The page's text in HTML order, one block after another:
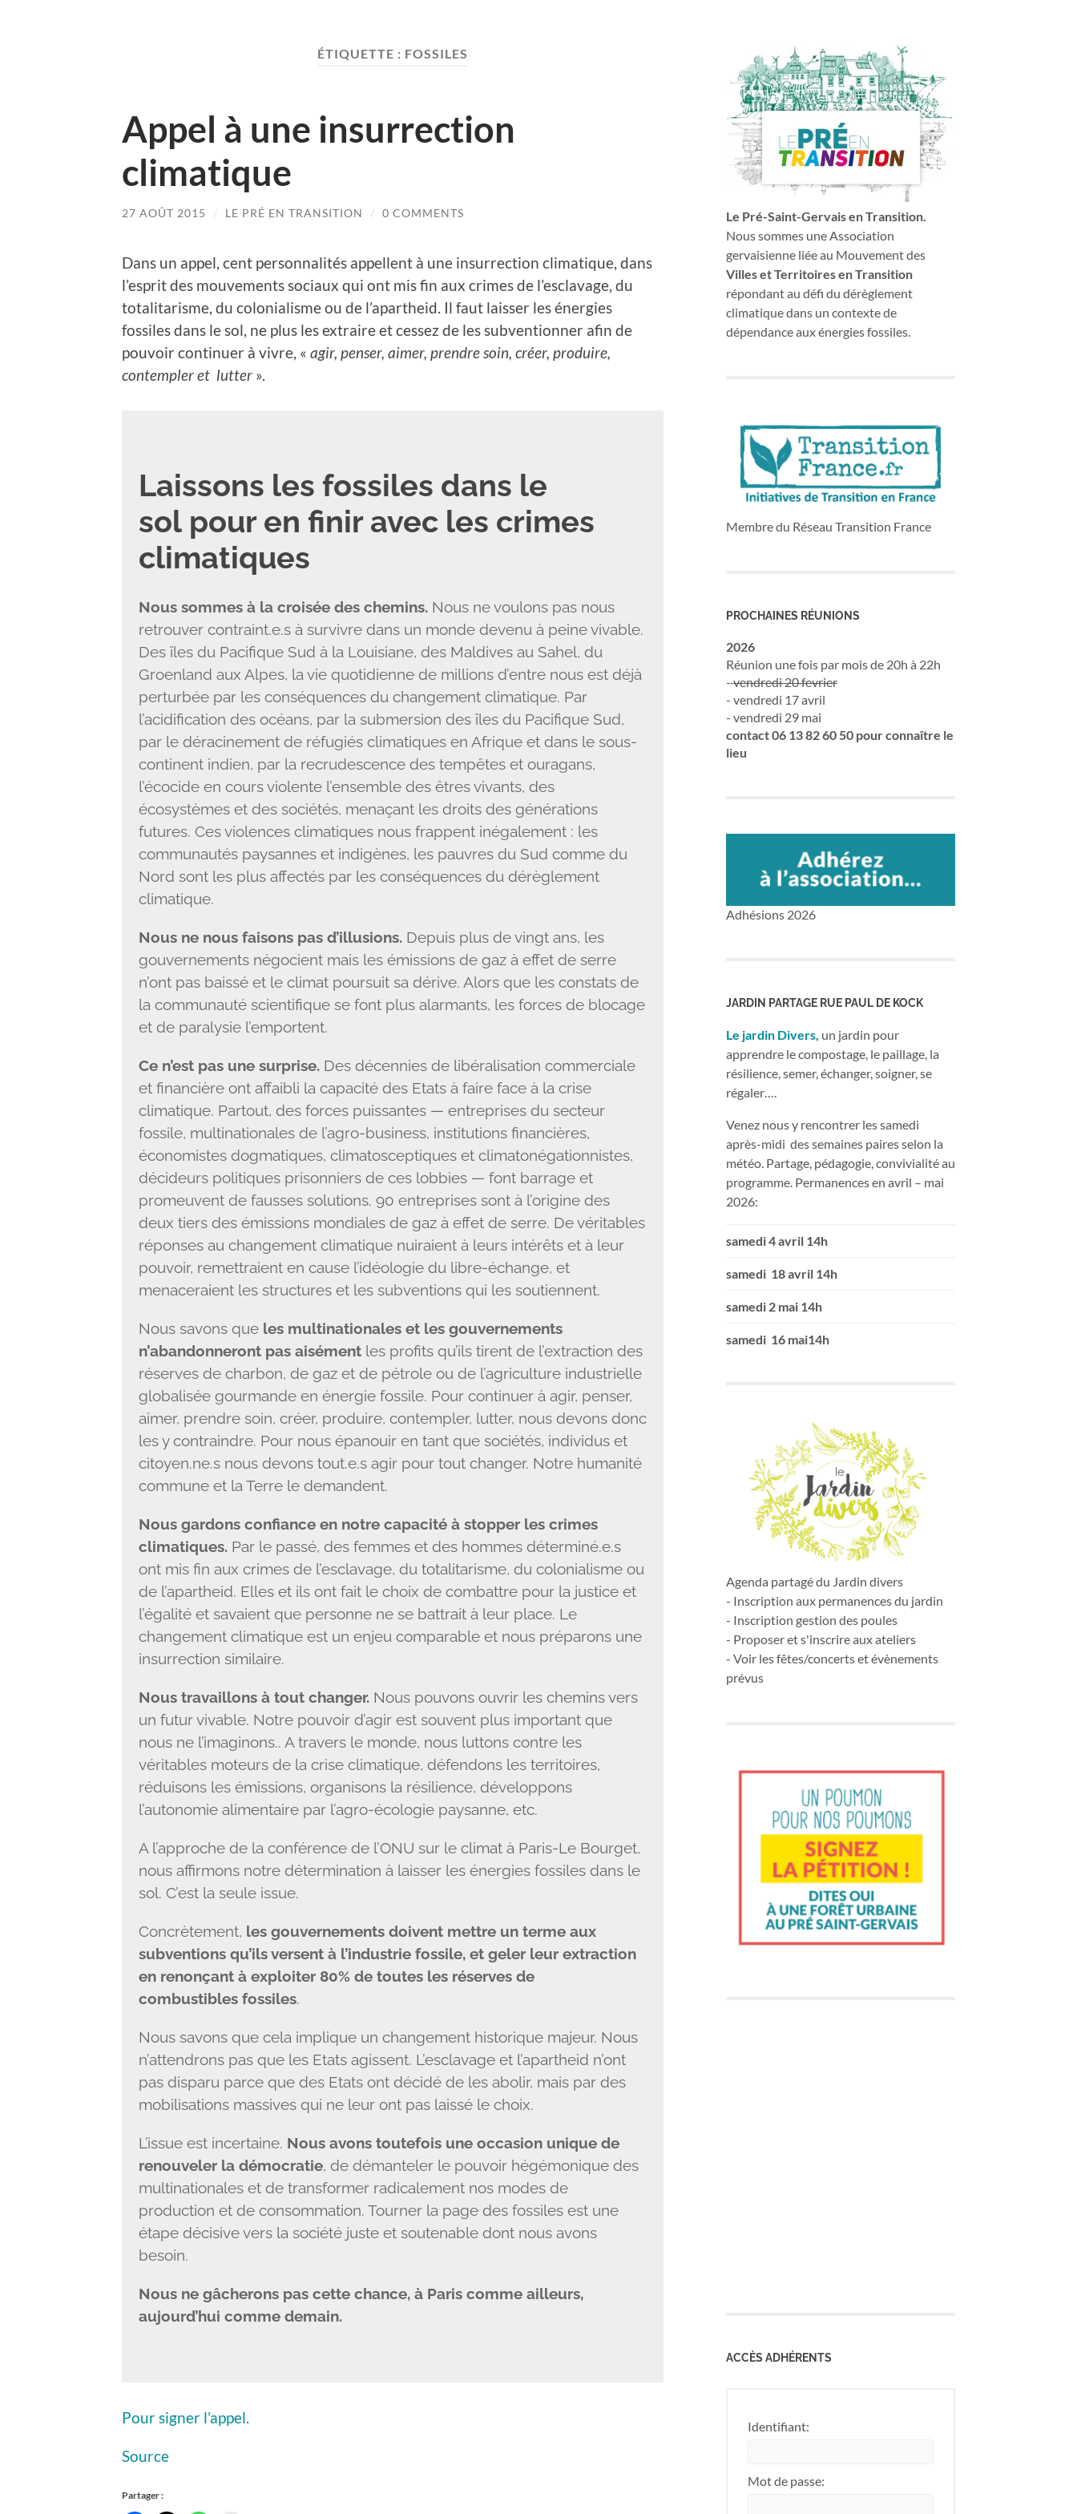
ÉTIQUETTE : FOSSILES
Appel à une insurrection
climatique
27 AOÛT 2015 / LE PRÉ EN TRANSITION / 0 COMMENTS
Dans un appel, cent personnalités appellent à une insurrection climatique, dans
l’esprit des mouvements sociaux qui ont mis fin aux crimes de l’esclavage, du
totalitarisme, du colonialisme ou de l’apartheid. Il faut laisser les énergies
fossiles dans le sol, ne plus les extraire et cessez de les subventionner afin de
pouvoir continuer à vivre, « agir, penser, aimer, prendre soin, créer, produire,
contempler et lutter ».
Laissons les fossiles dans le
sol pour en finir avec les crimes
climatiques
Nous sommes à la croisée des chemins.Nous ne voulons pas nous
retrouver contraint.e.s à survivre dans un monde devenu à peine vivable.
Des îles du Pacifique Sud à la Louisiane, des Maldives au Sahel, du
Groenland aux Alpes, la vie quotidienne de millions d’entre nous est déjà
perturbée par les conséquences du changement climatique. Par
l’acidification des océans, par la submersion des îles du Pacifique Sud,
par le déracinement de réfugiés climatiques en Afrique et dans le sous-
continent indien, par la recrudescence des tempêtes et ouragans,
l’écocide en cours violente l’ensemble des êtres vivants, des
écosystèmes et des sociétés, menaçant les droits des générations
futures. Ces violences climatiques nous frappent inégalement : les
communautés paysannes et indigènes, les pauvres du Sud comme du
Nord sont les plus affectés par les conséquences du dérèglement
climatique.
Nous ne nous faisons pas d’illusions.Depuis plus de vingt ans, les
gouvernements négocient mais les émissions de gaz à effet de serre
n’ont pas baissé et le climat poursuit sa dérive. Alors que les constats de
la communauté scientifique se font plus alarmants, les forces de blocage
et de paralysie l’emportent.
Ce n’est pas une surprise.Des décennies de libéralisation commerciale
et financière ont affaibli la capacité des Etats à faire face à la crise
climatique. Partout, des forces puissantes — entreprises du secteur
fossile, multinationales de l’agro-business, institutions financières,
économistes dogmatiques, climatosceptiques et climatonégationnistes,
décideurs politiques prisonniers de ces lobbies — font barrage et
promeuvent de fausses solutions. 90 entreprises sont à l’origine des
deux tiers des émissions mondiales de gaz à effet de serre. De véritables
réponses au changement climatique nuiraient à leurs intérêts et à leur
pouvoir, remettraient en cause l’idéologie du libre-échange, et
menaceraient les structures et les subventions qui les soutiennent.
Nous savons queles multinationales et les gouvernements
n’abandonneront pas aisément les profits qu’ils tirent de l’extraction des
réserves de charbon, de gaz et de pétrole ou de l’agriculture industrielle
globalisée gourmande en énergie fossile. Pour continuer à agir, penser,
aimer, prendre soin, créer, produire, contempler, lutter, nous devons donc
les y contraindre. Pour nous épanouir en tant que sociétés, individus et
citoyen.ne.s nous devons tout.e.s agir pour tout changer. Notre humanité
commune et la Terre le demandent.
Nous gardons confiance en notre capacité à stopper les crimes
climatiques.Par le passé, des femmes et des hommes déterminé.e.s
ont mis fin aux crimes de l’esclavage, du totalitarisme, du colonialisme ou
de l’apartheid. Elles et ils ont fait le choix de combattre pour la justice et
l’égalité et savaient que personne ne se battrait à leur place. Le
changement climatique est un enjeu comparable et nous préparons une
insurrection similaire.
Nous travaillons à tout changer.Nous pouvons ouvrir les chemins vers
un futur vivable. Notre pouvoir d’agir est souvent plus important que
nous ne l’imaginons.. A travers le monde, nous luttons contre les
véritables moteurs de la crise climatique, défendons les territoires,
réduisons les émissions, organisons la résilience, développons
l’autonomie alimentaire par l’agro-écologie paysanne, etc.
A l’approche de la conférence de l’ONU sur le climat à Paris-Le Bourget,
nous affirmons notre détermination à laisser les énergies fossiles dans le
sol. C’est la seule issue.
Concrètement, les gouvernements doivent mettre un terme aux
subventions qu’ils versent à l’industrie fossile, et geler leur extraction
en renonçant à exploiter 80% de toutes les réserves de
combustibles fossiles.
Nous savons que cela implique un changement historique majeur. Nous
n’attendrons pas que les Etats agissent. L’esclavage et l’apartheid n’ont
pas disparu parce que des Etats ont décidé de les abolir, mais par des
mobilisations massives qui ne leur ont pas laissé le choix.
L’issue est incertaine. Nous avons toutefois une occasion unique de
renouveler la démocratie, de démanteler le pouvoir hégémonique des
multinationales et de transformer radicalement nos modes de
production et de consommation. Tourner la page des fossiles est une
étape décisive vers la société juste et soutenable dont nous avons
besoin.
Nous ne gâcherons pas cette chance, à Paris comme ailleurs,
aujourd’hui comme demain.
Pour signer l’appel.
Source
Partager :
Le Pré-Saint-Gervais en Transition.
Nous sommes une Association
gervaisienne liée au Mouvement des
Villes et Territoires en Transition
répondant au défi du dérèglement
climatique dans un contexte de
dépendance aux énergies fossiles.
Membre du Réseau Transition France
PROCHAINES RÉUNIONS
2026
Réunion une fois par mois de 20h à 22h
-vendredi 20 fevrier
- vendredi 17 avril
- vendredi 29 mai
contact 06 13 82 60 50 pour connaître le
lieu
Adhésions 2026
JARDIN PARTAGE RUE PAUL DE KOCK
Le jardin Divers, un jardin pour
apprendre le compostage, le paillage, la
résilience, semer, échanger, soigner, se
régaler….
Venez nous y rencontrer les samedi
après-midi des semaines paires selon la
météo. Partage, pédagogie, convivialité au
programme. Permanences en avril – mai
2026:
samedi 4 avril 14h
samedi 18 avril 14h
samedi 2 mai 14h
samedi 16 mai14h
Agenda partagé du Jardin divers
- Inscription aux permanences du jardin
- Inscription gestion des poules
- Proposer et s'inscrire aux ateliers
- Voir les fêtes/concerts et évènements
prévus
ACCÈS ADHÉRENTS
Identifiant:
Mot de passe: